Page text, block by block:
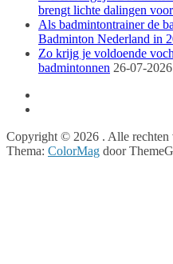
brengt lichte dalingen
Als badmintontrainer de
Badminton Nederland in
Zo krijg je voldoende
badmintonnen 26-07-2026
Copyright © 2026 . Alle rechten
Thema: ColorMag door